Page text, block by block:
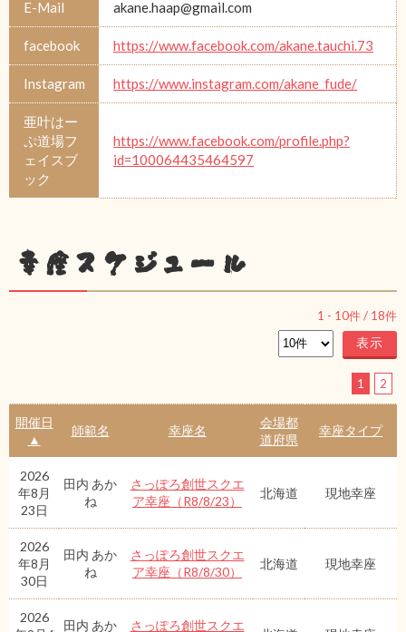
E-Mail akane.haap@gmail.com
facebook https://www.facebook.com/akane.tauchi.73
Instagram https://www.instagram.com/akane_fude/
亜叶はー
ぷ道場フ
ェイスブ
ック
https://www.facebook.com/profile.php?
id=100064435464597
幸座スケジュール
1 - 10件 / 18件
1 2
開催日
▲
師範名 幸座名
会場都
道府県
幸座タイプ
2026
年8月
23日
田内 あか
ね
さっぽろ創世スクエ
ア幸座（R8/8/23）
北海道 現地幸座
2026
年8月
30日
田内 あか
ね
さっぽろ創世スクエ
ア幸座（R8/8/30）
北海道 現地幸座
2026
田内 あか
さっぽろ創世スクエ